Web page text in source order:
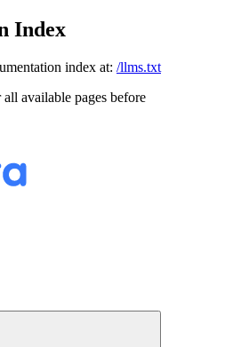
Index
index at: /llms.txt
available pages before